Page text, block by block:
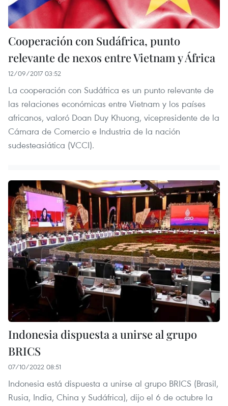
Cooperación con Sudáfrica, punto
relevante de nexos entre Vietnam y África
12/09/2017 03:52
La cooperación con Sudáfrica es un punto relevante de
las relaciones económicas entre Vietnam y los países
africanos, valoró Doan Duy Khuong, vicepresidente de la
Cámara de Comercio e Industria de la nación
sudesteasiática (VCCI).
Indonesia dispuesta a unirse al grupo
BRICS
07/10/2022 08:51
Indonesia está dispuesta a unirse al grupo BRICS (Brasil,
Rusia, India, China y Sudáfrica), dijo el 6 de octubre la